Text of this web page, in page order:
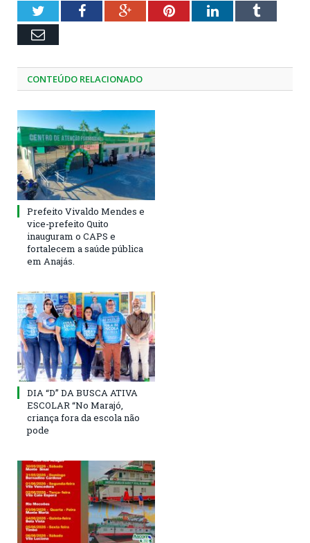
TwitterFacebookGoogle+PinterestLinkedInTumblr
Email
CONTEÚDO RELACIONADO
Prefeito Vivaldo Mendes e
vice-prefeito Quito
inauguram o CAPS e
fortalecem a saúde pública
em Anajás.
DIA “D” DA BUSCA ATIVA
ESCOLAR “No Marajó,
criança fora da escola não
pode